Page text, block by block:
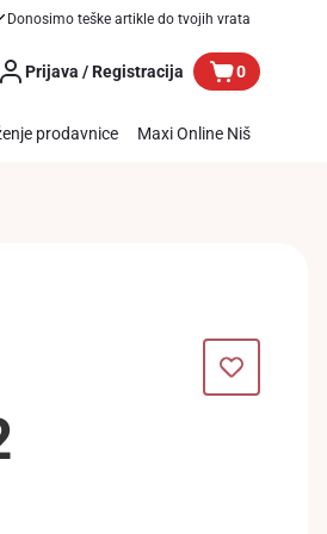
Donosimo teške artikle do tvojih vrata
Prijava / Registracija 0
prodavnice Maxi Online Niš